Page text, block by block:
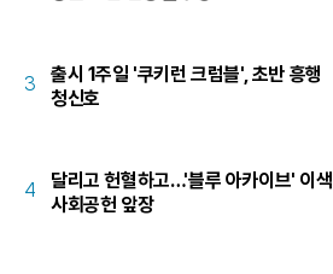
3
출시 1주일 '쿠키런 크럼블', 초반 흥행
청신호
4
달리고 헌혈하고…'블루 아카이브' 이색
사회공헌 앞장